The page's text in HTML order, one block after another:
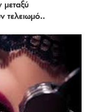
μεταξύ
τελειωμό..